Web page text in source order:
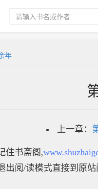
年
上一章：
住书斋阁,
出阅/读模式直接到原站